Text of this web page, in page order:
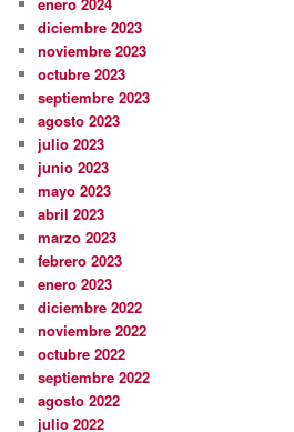
diciembre 2023
noviembre 2023
octubre 2023
septiembre 2023
agosto 2023
julio 2023
junio 2023
mayo 2023
abril 2023
marzo 2023
febrero 2023
enero 2023
diciembre 2022
noviembre 2022
octubre 2022
septiembre 2022
agosto 2022
julio 2022